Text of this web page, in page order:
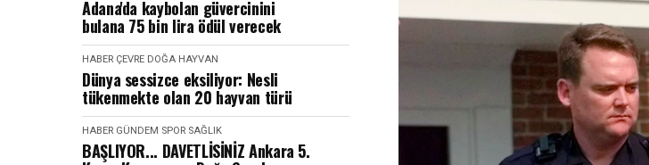
Adana'da kaybolan güvercinini
bulana 75 bin lira ödül verecek
HABER ÇEVRE DOĞA HAYVAN
Dünya sessizce eksiliyor: Nesli
tükenmekte olan 20 hayvan türü
HABER GÜNDEM SPOR SAĞLIK
BAŞLIYOR... DAVETLİSİNİZ Ankara 5.